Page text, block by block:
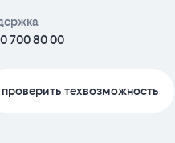
700 80 00
проверить техвозможность